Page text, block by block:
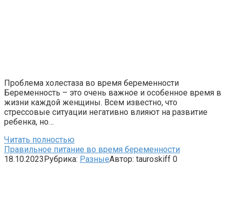
Проблема холестаза во время беременности
Беременность – это очень важное и особенное время в
жизни каждой женщины. Всем известно, что
стрессовые ситуации негативно влияют на развитие
ребенка, но…
Читать полностью
Правильное питание во время беременности
18.10.2023Рубрика: РазныеАвтор: tauroskiff 0